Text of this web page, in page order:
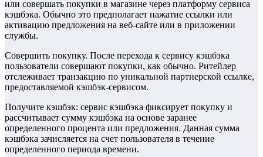
или совершать покупки в магазине через платформу сервиса
кэшбэка. Обычно это предполагает нажатие ссылки или
активацию предложения на веб-сайте или в приложении
службы.
Совершить покупку. После перехода к сервису кэшбэка
пользователи совершают покупки, как обычно. Ритейлер
отслеживает транзакцию по уникальной партнерской ссылке,
предоставляемой кэшбэк-сервисом.
Получите кэшбэк: сервис кэшбэка фиксирует покупку и
рассчитывает сумму кэшбэка на основе заранее
определенного процента или предложения. Данная сумма
кэшбэка зачисляется на счет пользователя в течение
определенного периода времени.